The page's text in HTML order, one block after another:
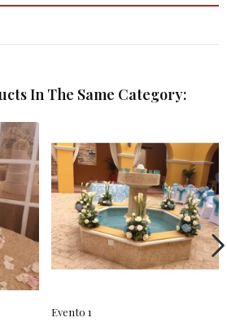
In The Same Category:
Evento 1